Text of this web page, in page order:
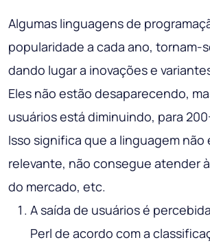
Algumas linguagens de
popularidade a cada ano, tornam-
dando lugar a inovações e
Eles não estão desaparecendo,
usuários está diminuindo, para
Isso significa que a linguagem não
relevante, não consegue atender
do mercado, etc.
A saída de usuários é
Perl de acordo com a